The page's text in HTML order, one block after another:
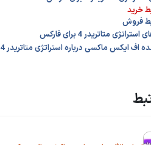
4. نظر نویسنده اف ایکس ماکسی درباره استراتژی متاتریدر 4